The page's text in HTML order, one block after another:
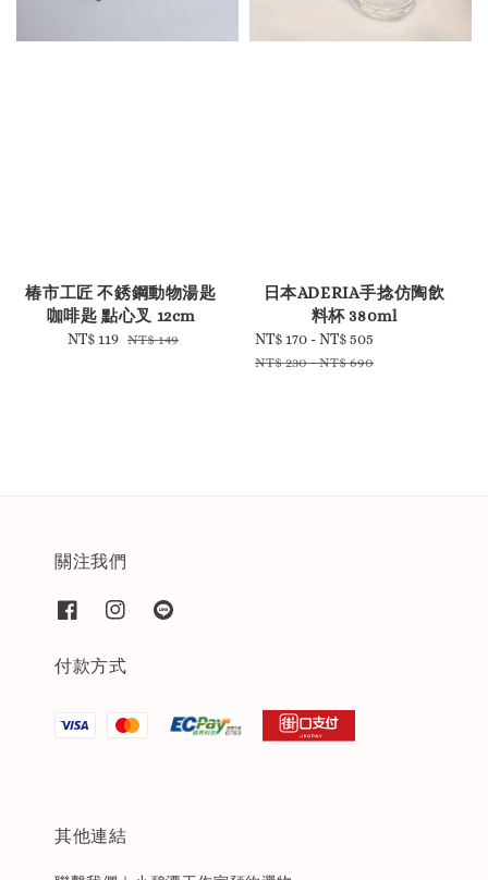
椿市工匠 不銹鋼動物湯匙
咖啡匙 點心叉 12cm
Sale
NT$ 119 Regular
NT$ 149
日本ADERIA手捻仿陶飲
料杯 380ml
Sale
price
NT$ 170 -NT$ 505
NT$ 230-NT$ 690
關注我們
付款方式
其他連結